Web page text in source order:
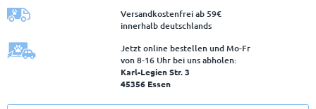
Versandkostenfrei ab 59€
innerhalb deutschlands
Jetzt online bestellen und Mo-Fr
von 8‑16 Uhr bei uns abholen:
Karl-Legien Str. 3
45356 Essen